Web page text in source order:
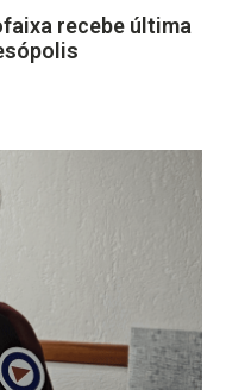
recebe última